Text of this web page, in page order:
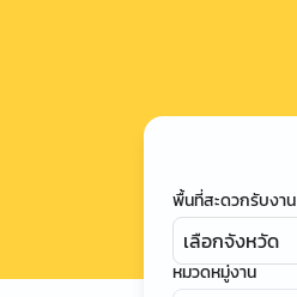
พื้นที่สะดวกรับงาน
เลือกจังหวัด
หมวดหมู่งาน